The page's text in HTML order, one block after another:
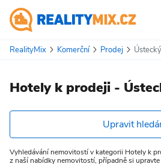
RealityMix Komerční Prodej
Hotely k prodeji -
Upravit
Vyhledávání nemovitostí v kategorii Hotely k
z naší nabídky nemovitostí, případně si